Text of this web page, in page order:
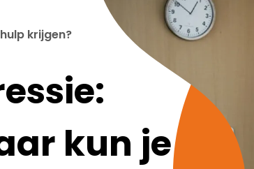
krijgen?
kun je